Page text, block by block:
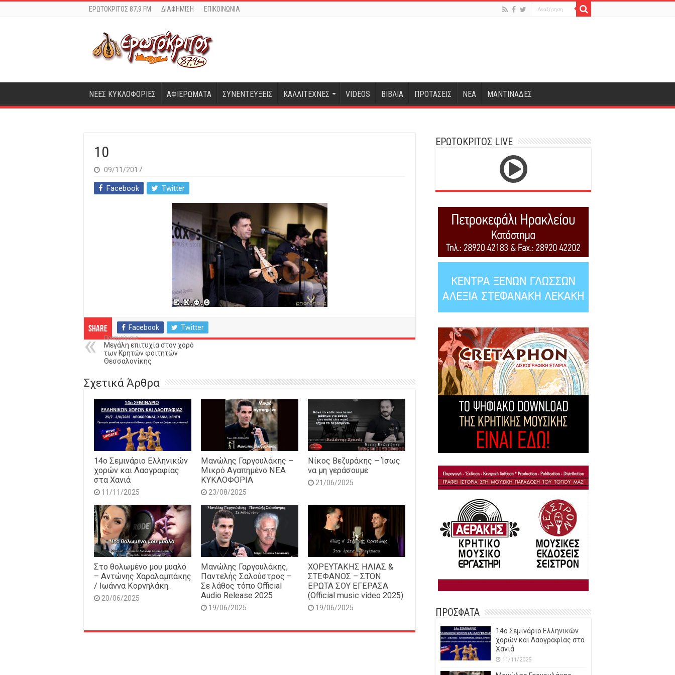
ΕΡΩΤΟΚΡΙΤΟΣ 87,9 FM ΔΙΑΦΗΜΙΣΗ ΕΠΙΚΟΙΝΩΝΙΑ
ΝΕΕΣ ΚΥΚΛΟΦΟΡΙΕΣ ΑΦΙΕΡΩΜΑΤΑ ΣΥΝΕΝΤΕΥΞΕΙΣ ΚΑΛΛΙΤΕΧΝΕΣ VIDEOS ΒΙΒΛΙΑ ΠΡΟΤΑΣΕΙΣ ΝΕΑ ΜΑΝΤΙΝΑΔΕΣ
10
09/11/2017
Facebook Twitter
Share Facebook Twitter
Προηγούμενο
Μεγάλη επιτυχία στον χορό
των Κρητών φοιτητών
Θεσσαλονίκης
Σχετικά Άρθρα
14o Σεμινάριο Ελληνικών
χορών και Λαογραφίας
στα Χανιά
11/11/2025
Μανώλης Γαργουλάκης –
Μικρό Αγαπημένο NEΑ
ΚΥΚΛΟΦΟΡΙΑ
23/08/2025
Νίκος Βεζυράκης – Ίσως
να μη γεράσουμε
21/06/2025
Στο θολωμένο μου μυαλό
– Αντώνης Χαραλαμπάκης
/ Ιωάννα Κορνηλάκη.
20/06/2025
Μανώλης Γαργουλάκης,
Παντελής Σαλούστρος –
Σε λάθος τόπο Official
Audio Release 2025
19/06/2025
ΧΟΡΕΥΤΑΚΗΣ ΗΛΙΑΣ &
ΣΤΕΦΑΝΟΣ – ΣΤΟΝ
ΕΡΩΤΑ ΣΟΥ ΕΓΕΡΑΣΑ
(Official music video 2025)
19/06/2025
ΕΡΩΤΟΚΡΙΤΟΣ LIVE
ΠΡΟΣΦΑΤΑ
14o Σεμινάριο Ελληνικών
χορών και Λαογραφίας στα
Χανιά
11/11/2025